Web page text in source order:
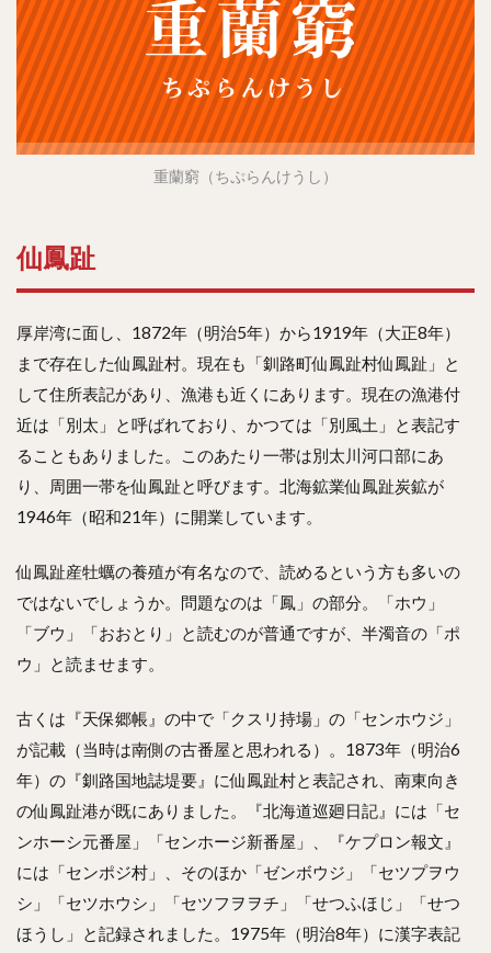
重蘭窮（ちぷらんけうし）
仙鳳趾
厚岸湾に面し、1872年（明治5年）から1919年（大正8年）
まで存在した仙鳳趾村。現在も「釧路町仙鳳趾村仙鳳趾」と
して住所表記があり、漁港も近くにあります。現在の漁港付
近は「別太」と呼ばれており、かつては「別風土」と表記す
ることもありました。このあたり一帯は別太川河口部にあ
り、周囲一帯を仙鳳趾と呼びます。北海鉱業仙鳳趾炭鉱が
1946年（昭和21年）に開業しています。
仙鳳趾産牡蠣の養殖が有名なので、読めるという方も多いの
ではないでしょうか。問題なのは「鳳」の部分。「ホウ」
「ブウ」「おおとり」と読むのが普通ですが、半濁音の「ポ
ウ」と読ませます。
古くは『天保郷帳』の中で「クスリ持場」の「センホウジ」
が記載（当時は南側の古番屋と思われる）。1873年（明治6
年）の『釧路国地誌堤要』に仙鳳趾村と表記され、南東向き
の仙鳳趾港が既にありました。『北海道巡廻日記』には「セ
ンホーシ元番屋」「センホージ新番屋」、『ケプロン報文』
には「センポジ村」、そのほか「ゼンボウジ」「セツプヲウ
シ」「セツホウシ」「セツフヲヲチ」「せつふほじ」「せつ
ほうし」と記録されました。1975年（明治8年）に漢字表記